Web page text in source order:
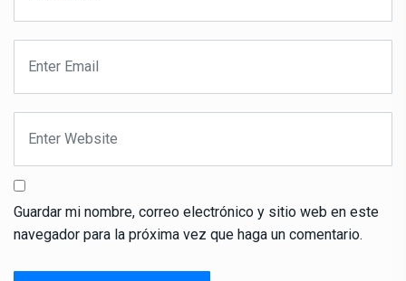
Guardar mi nombre, correo electrónico y sitio web en este
navegador para la próxima vez que haga un comentario.